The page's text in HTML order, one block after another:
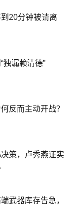
20分钟被请离
独漏赖清德”
反而主动开战？
策，卢秀燕证实
武器库存告急，